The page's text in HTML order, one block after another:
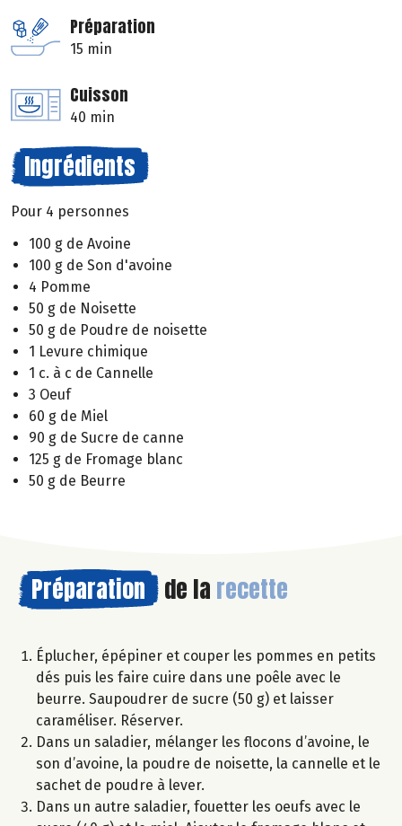
Préparation
15 min
Cuisson
40 min
Ingrédients
Pour 4 personnes
100 g de Avoine
100 g de Son d'avoine
4 Pomme
50 g de Noisette
50 g de Poudre de noisette
1 Levure chimique
1 c. à c de Cannelle
3 Oeuf
60 g de Miel
90 g de Sucre de canne
125 g de Fromage blanc
50 g de Beurre
Préparation de la recette
Éplucher, épépiner et couper les pommes en petits
dés puis les faire cuire dans une poêle avec le
beurre. Saupoudrer de sucre (50 g) et laisser
caraméliser. Réserver.
Dans un saladier, mélanger les flocons d’avoine, le
son d’avoine, la poudre de noisette, la cannelle et le
sachet de poudre à lever.
Dans un autre saladier, fouetter les oeufs avec le